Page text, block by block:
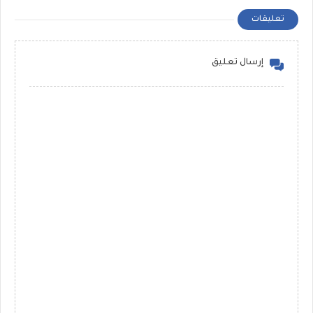
تعليقات
إرسال تعليق